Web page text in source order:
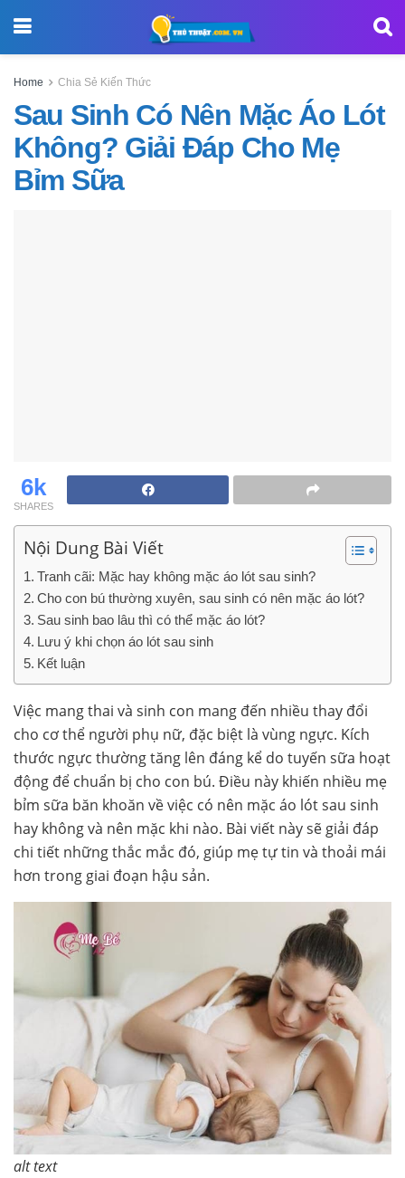
Home Chia Sẻ Kiến Thức
Sau Sinh Có Nên Mặc Áo Lót
Không? Giải Đáp Cho Mẹ
Bỉm Sữa
6k
SHARES
Nội Dung Bài Viết
Tranh cãi: Mặc hay không mặc áo lót sau sinh?
Cho con bú thường xuyên, sau sinh có nên mặc áo lót?
Sau sinh bao lâu thì có thể mặc áo lót?
Lưu ý khi chọn áo lót sau sinh
Kết luận
Việc mang thai và sinh con mang đến nhiều thay đổi
cho cơ thể người phụ nữ, đặc biệt là vùng ngực. Kích
thước ngực thường tăng lên đáng kể do tuyến sữa hoạt
động để chuẩn bị cho con bú. Điều này khiến nhiều mẹ
bỉm sữa băn khoăn về việc có nên mặc áo lót sau sinh
hay không và nên mặc khi nào. Bài viết này sẽ giải đáp
chi tiết những thắc mắc đó, giúp mẹ tự tin và thoải mái
hơn trong giai đoạn hậu sản.
alt text